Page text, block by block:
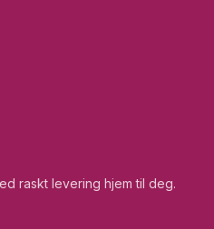
raskt levering hjem til deg.